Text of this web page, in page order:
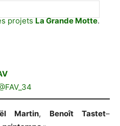
projetsLa Grande Motte.
FAV_34
Martin, Benoît Tastet–